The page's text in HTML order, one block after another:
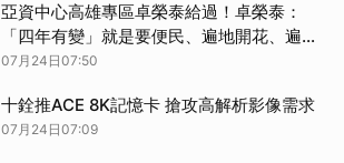
亞資中心高雄專區卓榮泰給過！卓榮泰：
「四年有變」就是要便民、遍地開花、遍布
全球
07月24日07:50
十銓推ACE 8K記憶卡 搶攻高解析影像需求
07月24日07:09